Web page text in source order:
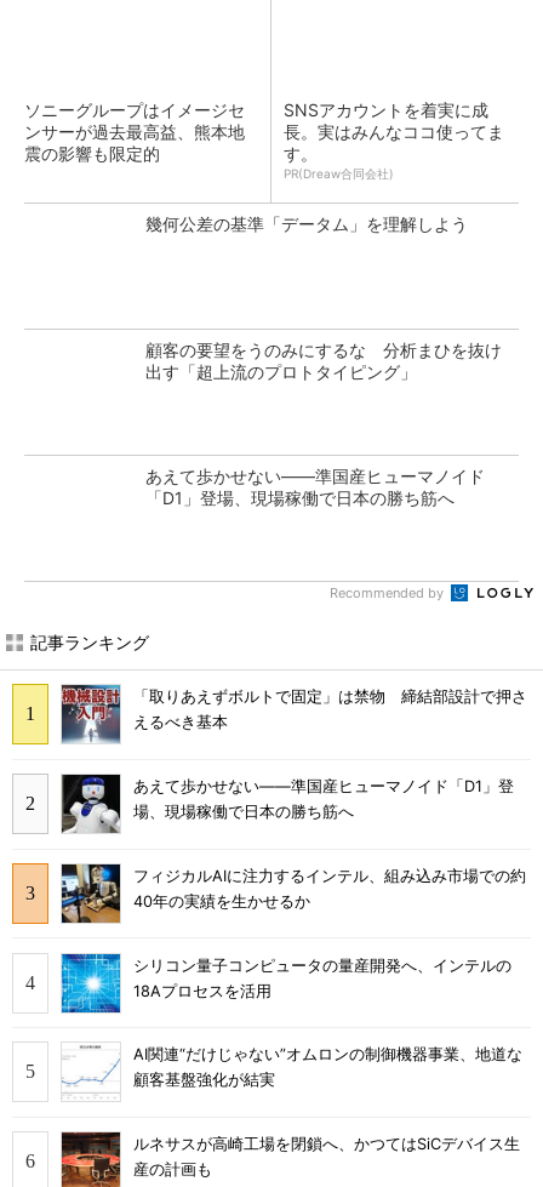
ソニーグループはイメージセ
ンサーが過去最高益、熊本地
震の影響も限定的
SNSアカウントを着実に成
長。実はみんなココ使ってま
す。
PR(Dreaw合同会社)
幾何公差の基準「データム」を理解しよう
顧客の要望をうのみにするな 分析まひを抜け
出す「超上流のプロトタイピング」
あえて歩かせない――準国産ヒューマノイド
「D1」登場、現場稼働で日本の勝ち筋へ
Recommended by
記事ランキング
「取りあえずボルトで固定」は禁物 締結部設計で押さ
えるべき基本
あえて歩かせない――準国産ヒューマノイド「D1」登
場、現場稼働で日本の勝ち筋へ
フィジカルAIに注力するインテル、組み込み市場での約
40年の実績を生かせるか
シリコン量子コンピュータの量産開発へ、インテルの
18Aプロセスを活用
AI関連“だけじゃない”オムロンの制御機器事業、地道な
顧客基盤強化が結実
ルネサスが高崎工場を閉鎖へ、かつてはSiCデバイス生
産の計画も